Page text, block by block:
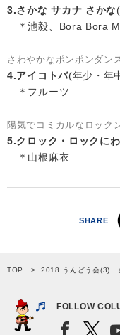
3.さかな サカナ さかな
＊池毅、Bora Bora
さわやかなポンポンダンス
4.アイコトバ(年少・年
＊フルーツ
陽気でコミカルなロック
5.クロック・ロックに
＊山根麻衣
SHARE
TOP 2018 うんどう会(3)
FOLLOW